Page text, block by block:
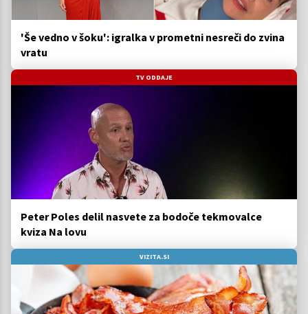
'Še vedno v šoku': igralka v prometni nesreči do zvina
vratu
TV ODDAJE
Peter Poles delil nasvete za bodoče tekmovalce
kviza Na lovu
VIZITA.SI